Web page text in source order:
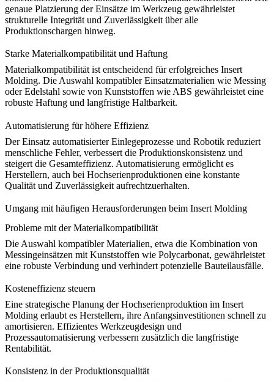
genaue Platzierung der Einsätze im Werkzeug gewährleistet
strukturelle Integrität und Zuverlässigkeit über alle
Produktionschargen hinweg.
Starke Materialkompatibilität und Haftung
Materialkompatibilität ist entscheidend für erfolgreiches Insert
Molding. Die Auswahl kompatibler Einsatzmaterialien wie Messing
oder Edelstahl sowie von Kunststoffen wie ABS gewährleistet eine
robuste Haftung und langfristige Haltbarkeit.
Automatisierung für höhere Effizienz
Der Einsatz automatisierter Einlegeprozesse und Robotik reduziert
menschliche Fehler, verbessert die Produktionskonsistenz und
steigert die Gesamteffizienz. Automatisierung ermöglicht es
Herstellern, auch bei Hochserienproduktionen eine konstante
Qualität und Zuverlässigkeit aufrechtzuerhalten.
Umgang mit häufigen Herausforderungen beim Insert Molding
Probleme mit der Materialkompatibilität
Die Auswahl kompatibler Materialien, etwa die Kombination von
Messingeinsätzen mit Kunststoffen wie Polycarbonat, gewährleistet
eine robuste Verbindung und verhindert potenzielle Bauteilausfälle.
Kosteneffizienz steuern
Eine strategische Planung der Hochserienproduktion im Insert
Molding erlaubt es Herstellern, ihre Anfangsinvestitionen schnell zu
amortisieren. Effizientes Werkzeugdesign und
Prozessautomatisierung verbessern zusätzlich die langfristige
Rentabilität.
Konsistenz in der Produktionsqualität